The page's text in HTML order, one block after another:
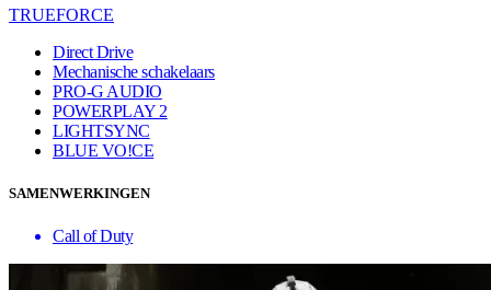
TRUEFORCE
Direct Drive
Mechanische schakelaars
PRO-G AUDIO
POWERPLAY 2
LIGHTSYNC
BLUE VO!CE
SAMENWERKINGEN
Call of Duty